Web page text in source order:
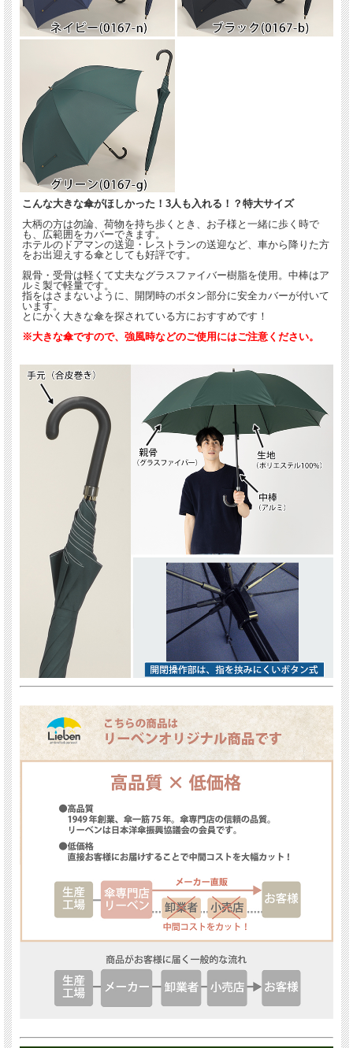
こんな大きな傘がほしかった！3人も入れる！？特大サイズ
大柄の方は勿論、荷物を持ち歩くとき、お子様と一緒に歩く時で
も、広範囲をカバーできます。
ホテルのドアマンの送迎・レストランの送迎など、車から降りた方
をお出迎えする傘としても好評です。
親骨・受骨は軽くて丈夫なグラスファイバー樹脂を使用。中棒はア
ルミ製で軽量です。
指をはさまないように、開閉時のボタン部分に安全カバーが付いて
います。
とにかく大きな傘を探されている方におすすめです！
※大きな傘ですので、強風時などのご使用にはご注意ください。